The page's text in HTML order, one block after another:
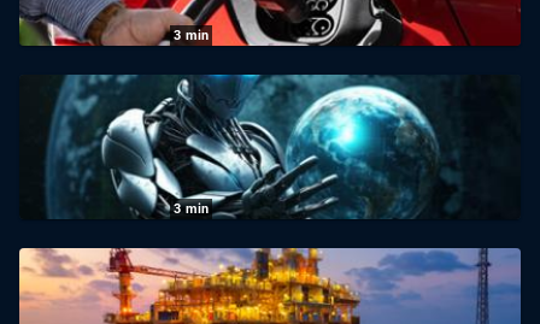
3 min
Wirtschaft vor acht
06.08.2026 |Das Erste
3min
Wirtschaft vor acht: KI als Hacker